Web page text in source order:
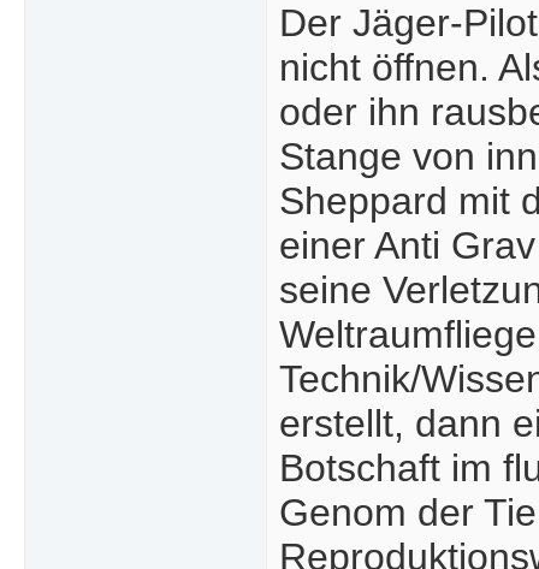
Der Jäger-
nicht öffnen.
oder ihn
Stange von
Sheppard mit
einer Anti
seine
Technik/
erstellt, dann
Botschaft im
Genom der